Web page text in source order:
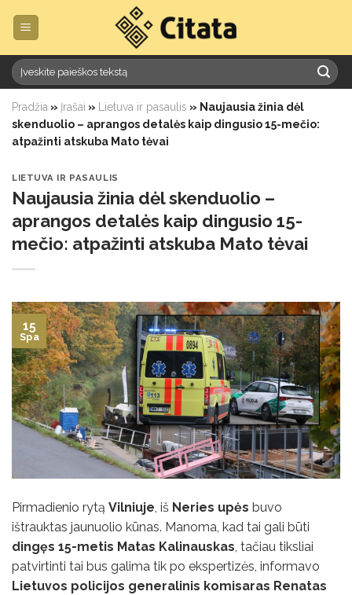
Pradžia » Įrašai » Lietuva ir pasaulis » Naujausia žinia dėl
skenduolio – aprangos detalės kaip dingusio 15-mečio:
atpažinti atskuba Mato tėvai
LIETUVA IR PASAULIS
Naujausia žinia dėl skenduolio –
aprangos detalės kaip dingusio 15-
mečio: atpažinti atskuba Mato tėvai
15
Spa
Pirmadienio rytą Vilniuje, iš Neries upės buvo
ištrauktas jaunuolio kūnas. Manoma, kad tai gali būti
dingęs 15-metis Matas Kalinauskas, tačiau tiksliai
patvirtinti tai bus galima tik po ekspertizės, informavo
Lietuvos policijos generalinis komisaras Renatas